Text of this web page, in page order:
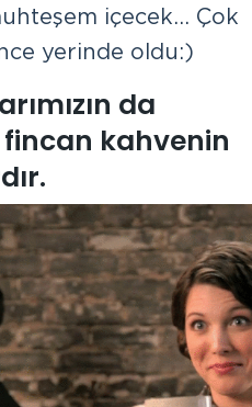
içecek… Çok
yerinde oldu:)
da
kahvenin